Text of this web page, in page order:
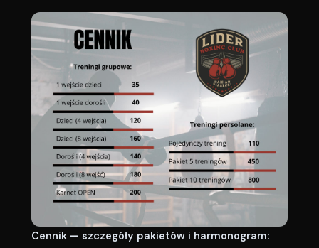
Cennik — szczegóły pakietów i harmonogram: